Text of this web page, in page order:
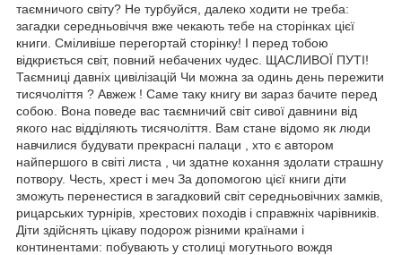
таємничого світу? Не турбуйся, далеко ходити не треба:
загадки середньовіччя вже чекають тебе на сторінках цієї
книги. Сміливіше перегортай сторінку! І перед тобою
відкриється світ, повний небачених чудес. ЩАСЛИВОЇ ПУТІ!
Таємниці давніх цивілізацій Чи можна за одинь день пережити
тисячоліття ? Авжеж ! Саме таку книгу ви зараз бачите перед
собою. Вона поведе вас таємничий світ сивої давнини від
якого нас відділяють тисячоліття. Вам стане відомо як люди
навчилися будувати прекрасні палаци , хто є автором
найпершого в світі листа , чи здатне кохання здолати страшну
потвору. Честь, хрест і меч За допомогою цієї книги діти
зможуть перенестися в загадковий світ середньовічних замків,
рицарських турнірів, хрестових походів і справжніх чарівників.
Діти здійснять цікаву подорож різними країнами і
континентами: побувають у столиці могутнього вождя